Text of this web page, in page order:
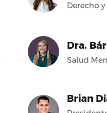
Derecho
Dra.
Salud
Brian